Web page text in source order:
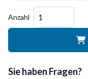
Anzahl
Sie haben Fragen?